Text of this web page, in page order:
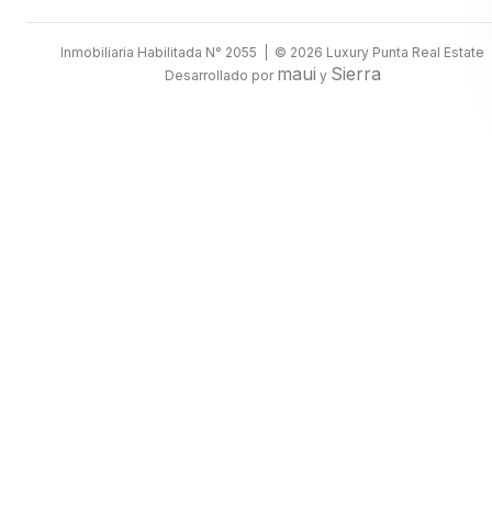
Inmobiliaria Habilitada N° 2055 | © 2026 Luxury Punta Real Estate
Desarrollado por maui y Sierra